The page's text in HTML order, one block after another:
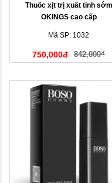
Thuốc xịt trị xuất tinh sớm
OKINGS cao cấp
Mã SP: 1032
750,000đ 842,000₫